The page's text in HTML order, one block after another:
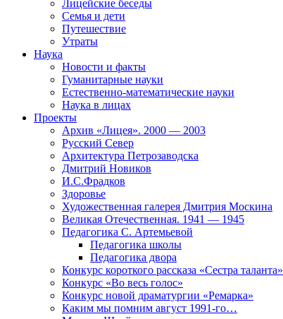
Лицейские беседы
Семья и дети
Путешествие
Утраты
Наука
Новости и факты
Гуманитарные науки
Естественно-математические науки
Наука в лицах
Проекты
Архив «Лицея». 2000 — 2003
Русский Север
Архитектура Петрозаводска
Дмитрий Новиков
И.С.Фрадков
Здоровье
Художественная галерея Дмитрия Москина
Великая Отечественная. 1941 — 1945
Педагогика С. Артемьевой
Педагогика школы
Педагогика двора
Конкурс короткого рассказа «Сестра таланта»
Конкурс «Во весь голос»
Конкурс новой драматургии «Ремарка»
Каким мы помним август 1991-го…